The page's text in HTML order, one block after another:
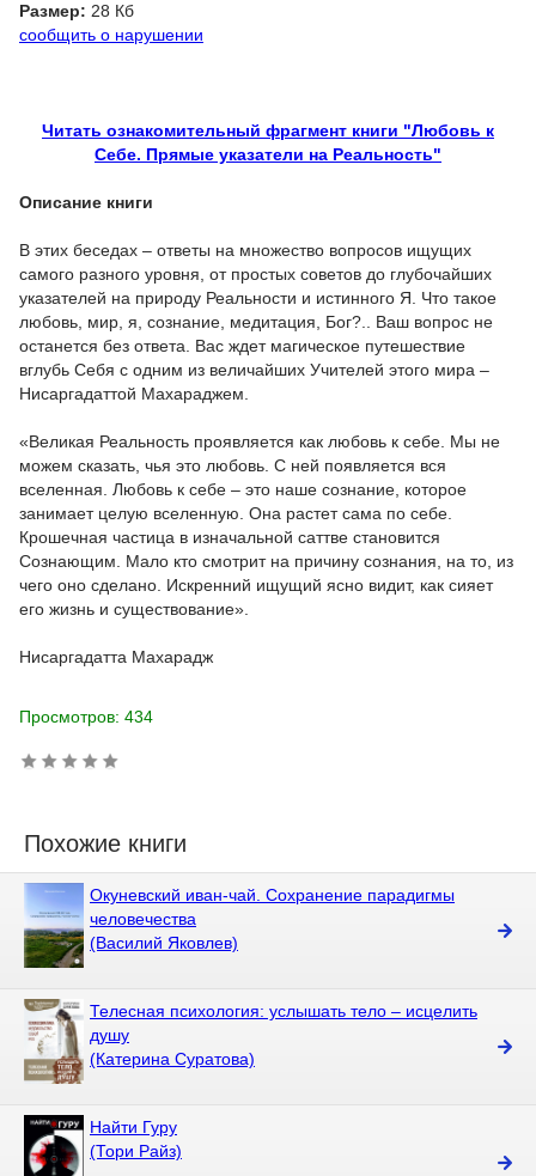
Размер: 28 Кб
сообщить о нарушении
Читать ознакомительный фрагмент книги "Любовь к
Себе. Прямые указатели на Реальность"
Описание книги
В этих беседах – ответы на множество вопросов ищущих
самого разного уровня, от простых советов до глубочайших
указателей на природу Реальности и истинного Я. Что такое
любовь, мир, я, сознание, медитация, Бог?.. Ваш вопрос не
останется без ответа. Вас ждет магическое путешествие
вглубь Себя с одним из величайших Учителей этого мира –
Нисаргадаттой Махараджем.
«Великая Реальность проявляется как любовь к себе. Мы не
можем сказать, чья это любовь. С ней появляется вся
вселенная. Любовь к себе – это наше сознание, которое
занимает целую вселенную. Она растет сама по себе.
Крошечная частица в изначальной саттве становится
Сознающим. Мало кто смотрит на причину сознания, на то, из
чего оно сделано. Искренний ищущий ясно видит, как сияет
его жизнь и существование».
Нисаргадатта Махарадж
Просмотров: 434
Похожие книги
Окуневский иван-чай. Сохранение парадигмы
человечества
(Василий Яковлев)
Телесная психология: услышать тело – исцелить
душу
(Катерина Суратова)
Найти Гуру
(Тори Райз)